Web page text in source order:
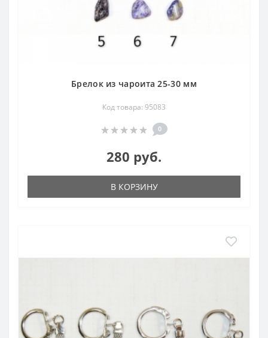
Брелок из чароита 25-30 мм
Код товара: 95083
0
280 руб.
В КОРЗИНУ